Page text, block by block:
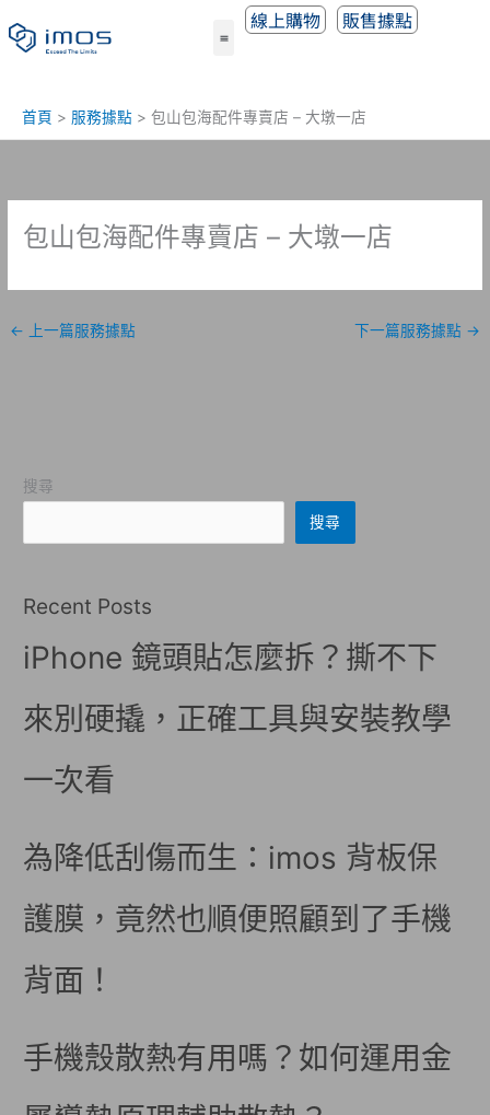
至
線上購物 販售據點
首頁 服務據點 包山包海配件專賣店 – 大墩一店
包山包海配件專賣店 – 大墩一店
← 上一篇服務據點 下一篇服務據點 →
搜尋
搜尋
Recent Posts
iPhone 鏡頭貼怎麼拆？撕不下
來別硬撬，正確工具與安裝教學
一次看
為降低刮傷而生：imos 背板保
護膜，竟然也順便照顧到了手機
背面！
手機殼散熱有用嗎？如何運用金